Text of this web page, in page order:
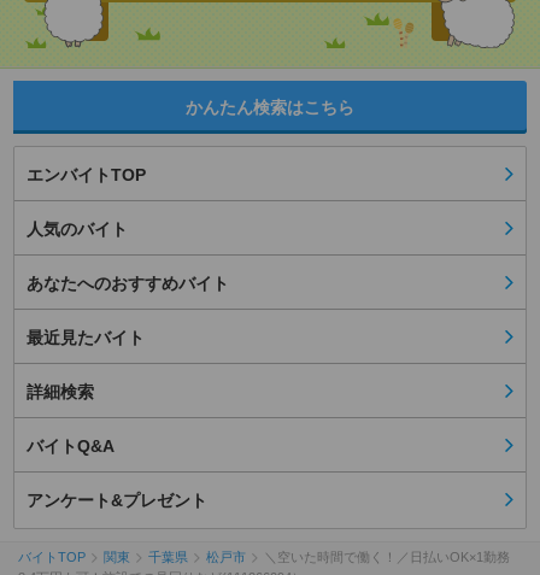
かんたん検索はこちら
エンバイトTOP
人気のバイト
あなたへのおすすめバイト
最近見たバイト
詳細検索
バイトQ&A
アンケート&プレゼント
バイトTOP 関東 千葉県 松戸市
＼空いた時間で働く！／日払いOK×1勤務